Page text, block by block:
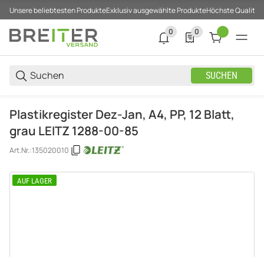
Unsere beliebtesten ProdukteExklusiv ausgewählte ProdukteHöchste Qualität
SUCHEN
0
0 neue Notifizierungen
0
0 Produkte in der
Plastikregister Dez-Jan, A4, PP, 12 Blatt,
grau LEITZ 1288-00-85
Art.Nr.:135020010
AUF LAGER